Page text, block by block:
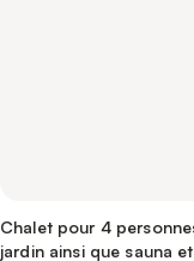
Chalet pour 4
jardin ainsi que sauna